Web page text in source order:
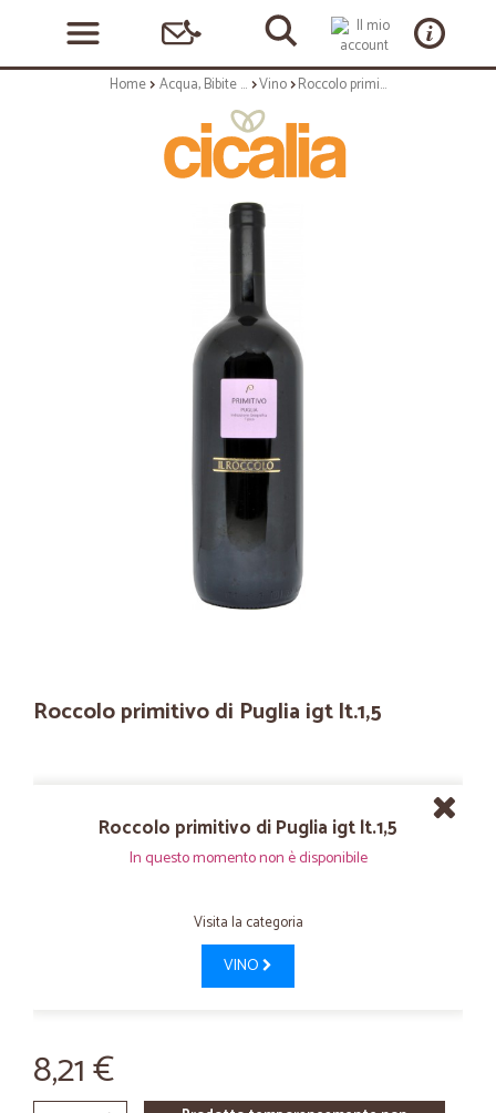
Home Acqua, Bibite e Alcolici Vino Roccolo primitivo di Puglia igt lt.1,5
Roccolo primitivo di Puglia igt lt.1,5
Roccolo primitivo di Puglia igt lt.1,5
In questo momento non è disponibile
Visita la categoria
VINO
8,21 €